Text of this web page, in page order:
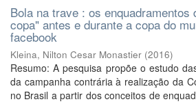
Bola na trave : os enquadramentos
copa" antes e durante a copa do
facebook
Kleina, Nilton Cesar Monastier (2016)
Resumo: A pesquisa propõe o estudo
da campanha contrária à realização da
no Brasil a partir dos conceitos de